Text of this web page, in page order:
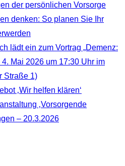
der persönlichen Vorsorge
denken: So planen Sie Ihr
lädt ein zum Vortrag „Demenz:
4. Mai 2026 um 17:30 Uhr im
Straße 1)
‚Wir helfen klären‘
‚Vorsorgende
– 20.3.2026